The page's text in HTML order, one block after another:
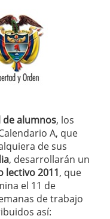
de alumnos, los
A, que
de sus
, desarrollarán un
lectivo 2011, que
el 11 de
de trabajo
así: